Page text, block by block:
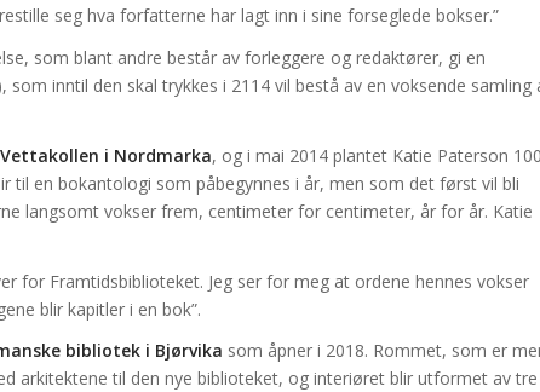
seg hva forfatterne har lagt inn i sine forseglede bokser.”
som blant andre består av forleggere og redaktører, gi en
inntil den skal trykkes i 2114 vil bestå av en voksende samling
i Nordmarka, og i mai 2014 plantet Katie Paterson
en bokantologi som påbegynnes i år, men som det først vil bli
langsomt vokser frem, centimeter for centimeter, år for år. Katie
for Framtidsbiblioteket. Jeg ser for meg at ordene hennes vokser
blir kapitler i en bok”.
bibliotek i Bjørvika som åpner i 2018. Rommet, som er
arkitektene til den nye biblioteket, og interiøret blir utformet av tre